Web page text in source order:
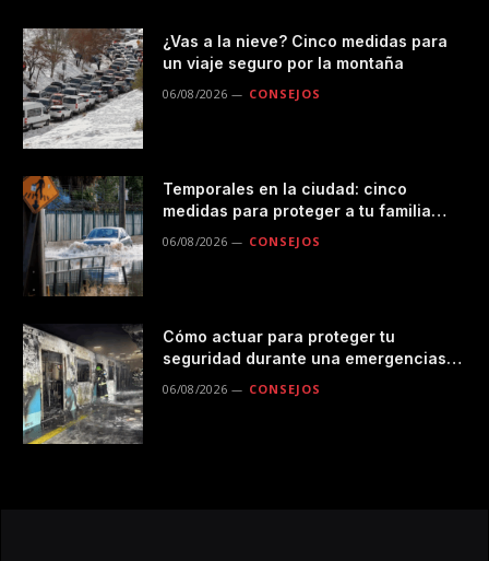
¿Vas a la nieve? Cinco medidas para
un viaje seguro por la montaña
06/08/2026 CONSEJOS
Temporales en la ciudad: cinco
medidas para proteger a tu familia
durante las lluvias
06/08/2026 CONSEJOS
Cómo actuar para proteger tu
seguridad durante una emergencias
en el transporte público
06/08/2026 CONSEJOS